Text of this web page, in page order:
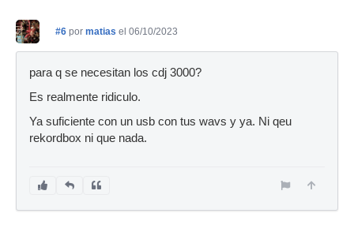
#6 por matias el 06/10/2023
para q se necesitan los cdj 3000?
Es realmente ridiculo.
Ya suficiente con un usb con tus wavs y ya. Ni qeu
rekordbox ni que nada.